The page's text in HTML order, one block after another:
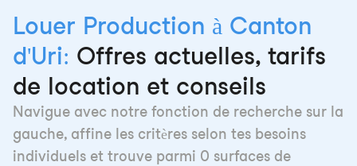
Louer Production à Canton
d'Uri: Offres actuelles, tarifs
de location et conseils
Navigue avec notre fonction de recherche sur la
gauche, affine les critères selon tes besoins
individuels et trouve parmi 0 surfaces de